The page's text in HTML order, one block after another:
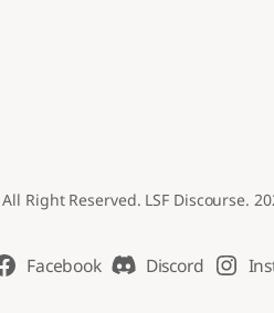
Right Reserved. LSF Discourse.
Facebook Discord